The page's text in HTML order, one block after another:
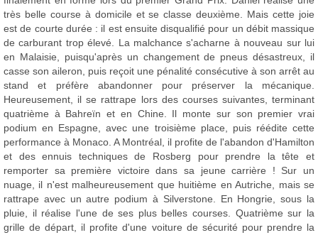
très belle course à domicile et se classe deuxième. Mais cette joie
est de courte durée : il est ensuite disqualifié pour un débit massique
de carburant trop élevé. La malchance s'acharne à nouveau sur lui
en Malaisie, puisqu'après un changement de pneus désastreux, il
casse son aileron, puis reçoit une pénalité consécutive à son arrêt au
stand et préfère abandonner pour préserver la mécanique.
Heureusement, il se rattrape lors des courses suivantes, terminant
quatrième à Bahreïn et en Chine. Il monte sur son premier vrai
podium en Espagne, avec une troisième place, puis réédite cette
performance à Monaco. A Montréal, il profite de l'abandon d'Hamilton
et des ennuis techniques de Rosberg pour prendre la tête et
remporter sa première victoire dans sa jeune carrière ! Sur un
nuage, il n'est malheureusement que huitième en Autriche, mais se
rattrape avec un autre podium à Silverstone. En Hongrie, sous la
pluie, il réalise l'une de ses plus belles courses. Quatrième sur la
grille de départ, il profite d'une voiture de sécurité pour prendre la